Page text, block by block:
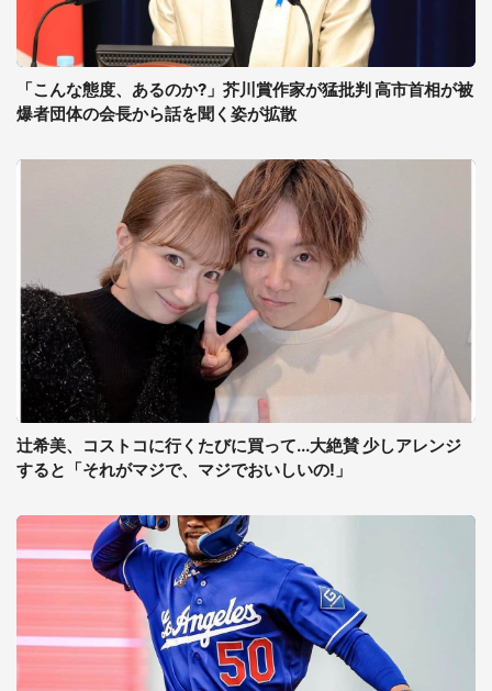
「こんな態度、あるのか?」芥川賞作家が猛批判 高市首相が被
爆者団体の会長から話を聞く姿が拡散
辻希美、コストコに行くたびに買って...大絶賛 少しアレンジ
すると「それがマジで、マジでおいしいの!」